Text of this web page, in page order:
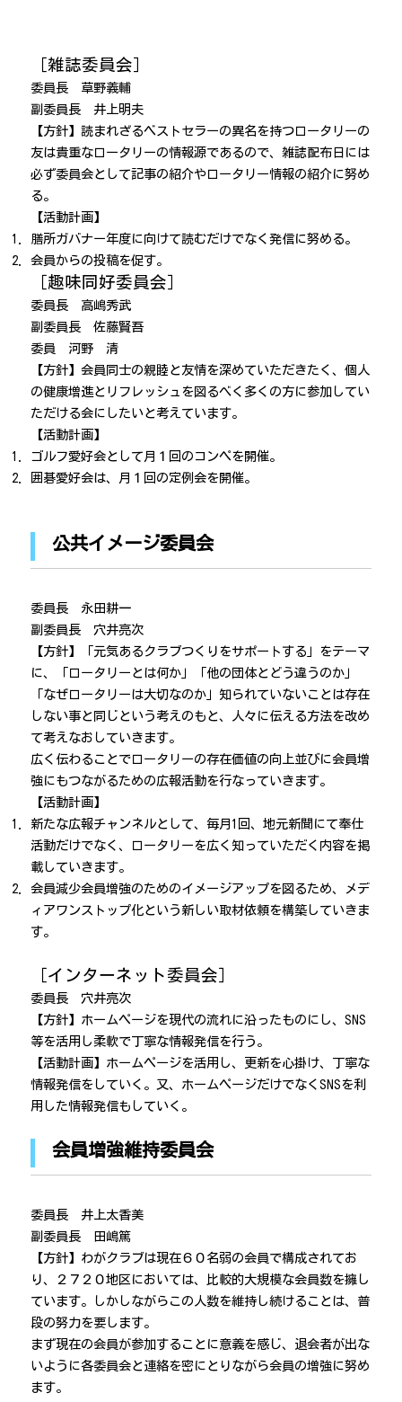
［雑誌委員会］
委員長 草野義輔
副委員長 井上明夫
【方針】読まれざるベストセラーの異名を持つロータリーの
友は貴重なロータリーの情報源であるので、雑誌配布日には
必ず委員会として記事の紹介やロータリー情報の紹介に努め
る。
【活動計画】
膳所ガバナー年度に向けて読むだけでなく発信に努める。
会員からの投稿を促す。
［趣味同好委員会］
委員長 高嶋秀武
副委員長 佐藤賢吾
委員 河野 清
【方針】会員同士の親睦と友情を深めていただきたく、個人
の健康増進とリフレッシュを図るべく多くの方に参加してい
ただける会にしたいと考えています。
【活動計画】
ゴルフ愛好会として月１回のコンペを開催。
囲碁愛好会は、月１回の定例会を開催。
公共イメージ委員会
委員長 永田耕一
副委員長 穴井亮次
【方針】「元気あるクラブつくりをサポートする」をテーマ
に、「ロータリーとは何か」「他の団体とどう違うのか」
「なぜロータリーは大切なのか」知られていないことは存在
しない事と同じという考えのもと、人々に伝える方法を改め
て考えなおしていきます。
広く伝わることでロータリーの存在価値の向上並びに会員増
強にもつながるための広報活動を行なっていきます。
【活動計画】
新たな広報チャンネルとして、毎月1回、地元新聞にて奉仕
活動だけでなく、ロータリーを広く知っていただく内容を掲
載していきます。
会員減少会員増強のためのイメージアップを図るため、メデ
ィアワンストップ化という新しい取材依頼を構築していきま
す。
［インターネット委員会］
委員長 穴井亮次
【方針】ホームページを現代の流れに沿ったものにし、SNS
等を活用し柔軟で丁寧な情報発信を行う。
【活動計画】ホームページを活用し、更新を心掛け、丁寧な
情報発信をしていく。又、ホームページだけでなくSNSを利
用した情報発信もしていく。
会員増強維持委員会
委員長 井上太香美
副委員長 田嶋篤
【方針】わがクラブは現在６０名弱の会員で構成されてお
り、２７２０地区においては、比較的大規模な会員数を擁し
ています。しかしながらこの人数を維持し続けることは、普
段の努力を要します。
まず現在の会員が参加することに意義を感じ、退会者が出な
いように各委員会と連絡を密にとりながら会員の増強に努め
ます。